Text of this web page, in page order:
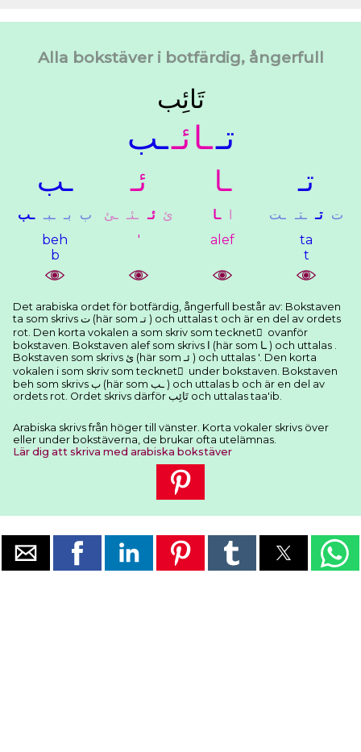
Alla bokstäver i botfärdig, ångerfull
ﺗَﺎﺋِﺐ
ﺗــﺎﺋــﺐ
ﺗـ ـﺎ ﺋـ ـﺐ
ﺕ ﺗـ ـﺘـ ـﺖ ـﺎ ﺉ ﺋـ ـﺌـ ـﺊ ﺏ ﺑـ ـﺒـ ـﺐ
ta
t
alef
'
beh
b
Det arabiska ordet för botfärdig, ångerfull består av: Bokstaven
ta som skrivs ﺕ (här som ﺗـ ) och uttalas t och är en del av ordets
rot. Den korta vokalen a som skriv som tecknet َ ovanför
bokstaven. Bokstaven alef som skrivs ﺍ (här som ـﺎ ) och uttalas .
Bokstaven som skrivs ﺉ (här som ﺋـ ) och uttalas '. Den korta
vokalen i som skriv som tecknet ِ under bokstaven. Bokstaven
beh som skrivs ﺏ (här som ـﺐ ) och uttalas b och är en del av
ordets rot. Ordet skrivs därför ﺗَﺎﺋِﺐ och uttalas taa'ib.
Arabiska skrivs från höger till vänster. Korta vokaler skrivs över
eller under bokstäverna, de brukar ofta utelämnas.
Lär dig att skriva med arabiska bokstäver